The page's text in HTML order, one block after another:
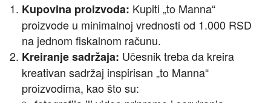
Kupovina proizvoda: Kupiti „to Manna“
proizvode u minimalnoj vrednosti od 1.000 RSD
na jednom fiskalnom računu.
Kreiranje sadržaja: Učesnik treba da kreira
kreativan sadržaj inspirisan „to Manna“
proizvodima, kao što su: